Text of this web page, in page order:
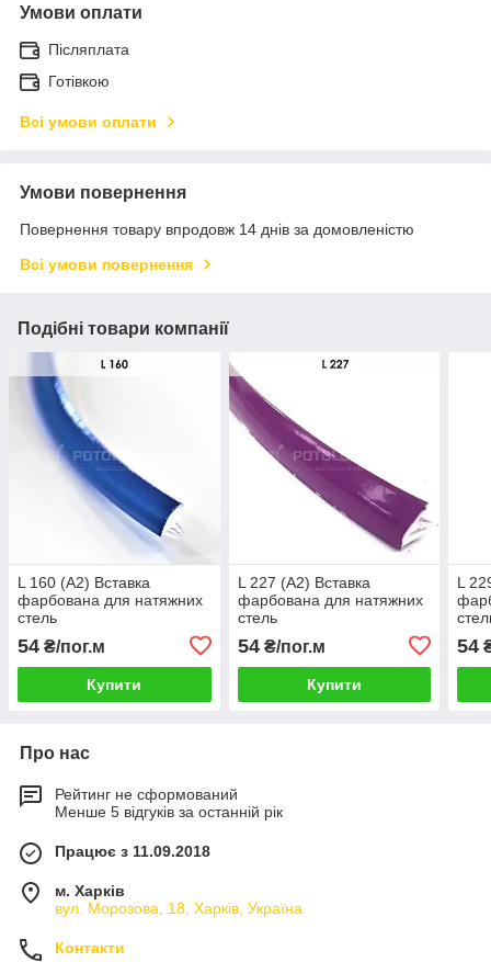
Умови оплати
Післяплата
Готівкою
Всі умови оплати
Умови повернення
Повернення товару впродовж 14 днів за домовленістю
Всі умови повернення
Подібні товари компанії
L 160 (А2) Вставка
фарбована для натяжних
стель
54 ₴/пог.м
Купити
L 227 (А2) Вставка
фарбована для натяжних
стель
54₴/пог.м
Купити
L
54
Про нас
Рейтинг не сформований
Менше 5 відгуків за останній рік
Працює з 11.09.2018
м. Харків
вул. Морозова, 18, Харків, Україна
Контакти